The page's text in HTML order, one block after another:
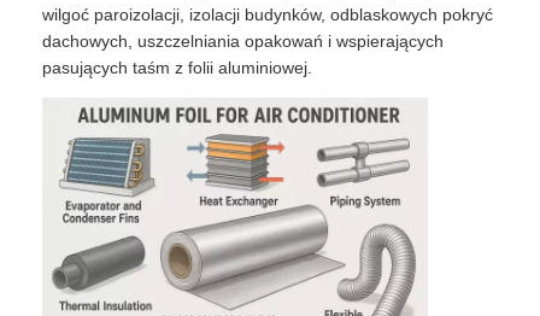
wilgoć paroizolacji, izolacji budynków, odblaskowych pokryć
dachowych, uszczelniania opakowań i wspierających
pasujących taśm z folii aluminiowej.